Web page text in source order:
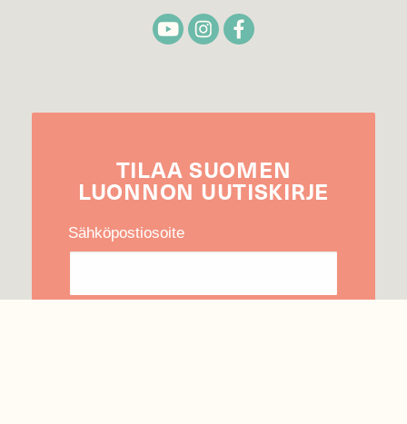
TILAA SUOMEN
LUONNON UUTIS­KIRJE
Sähköpostiosoite